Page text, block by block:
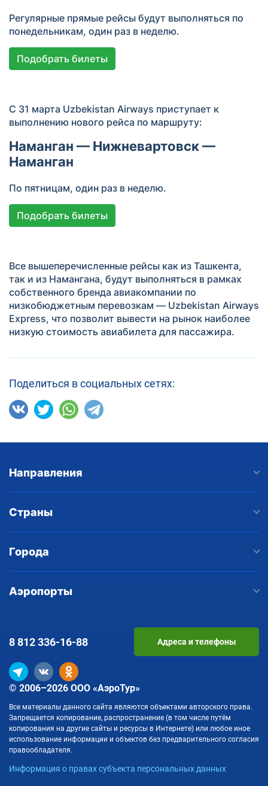
Регулярные прямые рейсы будут выполняться по
понедельникам, один раз в неделю.
Подобрать билеты
С 31 марта Uzbekistan Airways приступает к
выполнению нового рейса по маршруту:
Наманган — Нижневартовск —
Наманган
По пятницам, один раз в неделю.
Подобрать билеты
Все вышеперечисленные рейсы как из Ташкента,
так и из Намангана, будут выполняться в рамках
собственного бренда авиакомпании по
низкобюджетным перевозкам — Uzbekistan Airways
Express, что позволит вывести на рынок наиболее
низкую стоимость авиабилета для пассажира.
Поделиться в социальных сетях:
Направления
Страны
Города
Аэропорты
© 2006–2026 ООО «АэроТур»
Все материалы данного сайта являются объектами авторского права.
Запрещается копирование, распространение (в том числе путём
копирования на другие сайты и ресурсы в Интернете) или любое иное
использование информации и объектов без предварительного согласия
правообладателя.
Информация о правах субъекта персональных данных
8 812336-16-88 Адреса и телефоны